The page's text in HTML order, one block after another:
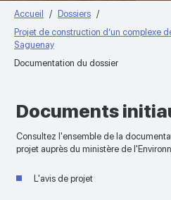
Accueil
Dossiers
Projet de construction d’un complexe
Saguenay
Documentation du dossier
Documents
Consultez l'ensemble de la
projet auprès du ministère de
L'avis de projet